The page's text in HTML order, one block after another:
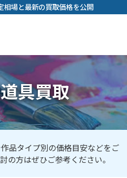
内
容
キ
プ
相場と最新の買取価格を公開
具買取
品タイプ別の価格目安などをご
の方はぜひご参考ください。